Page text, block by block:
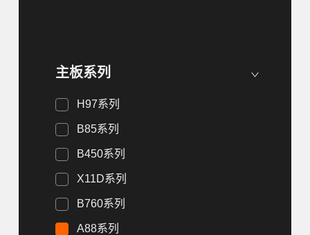
主板系列
H97系列
B85系列
B450系列
X11D系列
B760系列
A88系列